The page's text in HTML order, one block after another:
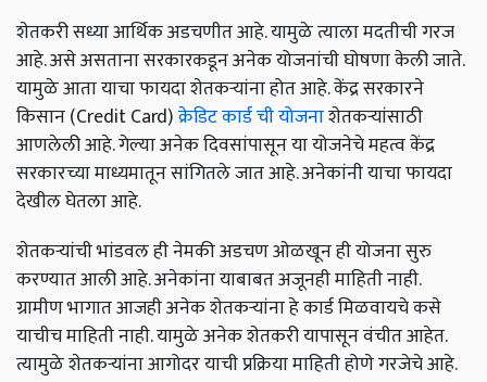
शेतकरी सध्या आर्थिक अडचणीत आहे. यामुळे त्याला मदतीची गरज
आहे. असे असताना सरकारकडून अनेक योजनांची घोषणा केली जाते.
यामुळे आता याचा फायदा शेतकऱ्यांना होत आहे. केंद्र सरकारने
किसान (Credit Card)क्रेडिट कार्ड ची योजनाशेतकऱ्यांसाठी
आणलेली आहे. गेल्या अनेक दिवसांपासून या योजनेचे महत्व केंद्र
सरकारच्या माध्यमातून सांगितले जात आहे. अनेकांनी याचा फायदा
देखील घेतला आहे.
शेतकऱ्यांची भांडवल ही नेमकी अडचण ओळखून ही योजना सुरु
करण्यात आली आहे. अनेकांना याबाबत अजूनही माहिती नाही.
ग्रामीण भागात आजही अनेक शेतकऱ्यांना हे कार्ड मिळवायचे कसे
याचीच माहिती नाही. यामुळे अनेक शेतकरी यापासून वंचीत आहेत.
त्यामुळे शेतकऱ्यांना आगोदर याची प्रक्रिया माहिती होणे गरजेचे आहे.